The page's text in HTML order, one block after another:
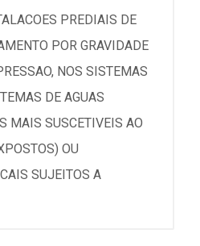
PREDIAIS DE
POR GRAVIDADE
NOS SISTEMAS
DE AGUAS
MAIS SUSCETIVEIS AO
OU
SUJEITOS A